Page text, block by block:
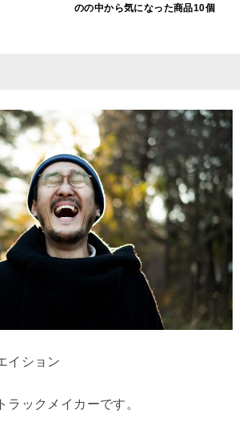
のの中から気になった商品10個
イション
ラックメイカーです。